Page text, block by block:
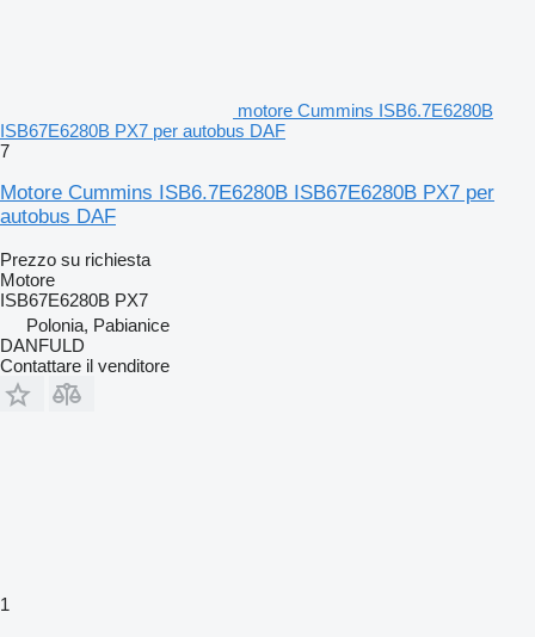
motore Cummins ISB6.7E6280B
ISB67E6280B PX7 per autobus DAF
7
Motore Cummins ISB6.7E6280B ISB67E6280B PX7 per
autobus DAF
Prezzo su richiesta
Motore
ISB67E6280B PX7
Polonia, Pabianice
DANFULD
Contattare il venditore
1